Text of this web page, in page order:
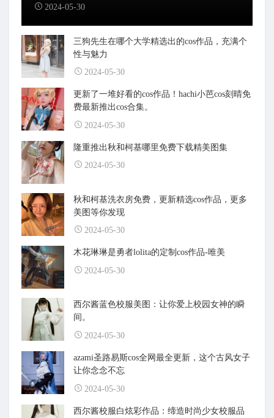
2024-05-30
三狗先生在哪个大学精选出的cos作品，充满个
性与魅力
2024-05-30
更新了一堆好看的cos作品！hachi小芭cos刻晴免
费最新推出cos合集。
2024-05-30
隆重推出秋和柯基哪里免费下载精美图集
2024-05-30
秋和柯基洗衣房免费，更新精选cos作品，更多
美图等你发现
2024-05-30
木花琳琳是勇者lolita的定制cos作品-唯美
2024-05-30
西尔酱蓝色校服美图：让你爱上校园女神的瞬
间。
2024-05-30
azami圣路易斯cos全网最全更新，这个古风女子
让你念念不忘
2024-05-30
西尔酱校服白炫彩作品：缔造时尚少女校服品